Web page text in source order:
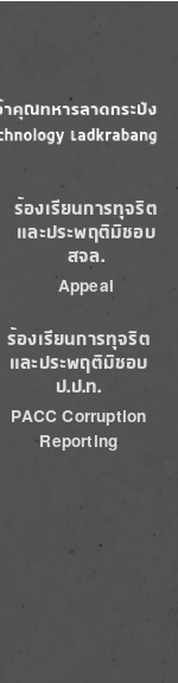
ร้องเรียนการทุจริต
และประพฤติมิชอบ
สจล.
Appeal
ร้องเรียนการทุจริต
และประพฤติมิชอบ
ป.ป.ท.
PACC Corruption
Reporting